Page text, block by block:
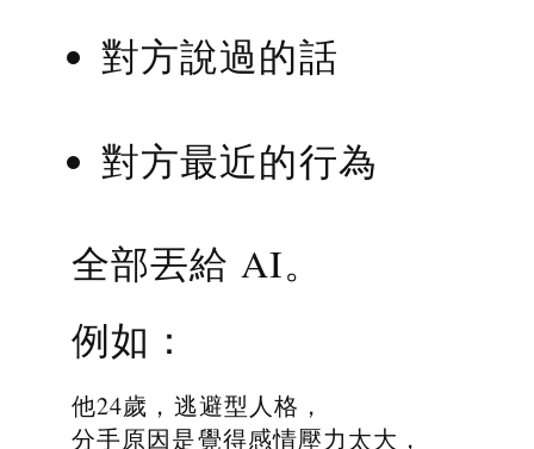
對方說過的話
對方最近的行為
全部丟給 AI。
例如：
他24歲，逃避型人格，
分手原因是覺得感情壓力太大，